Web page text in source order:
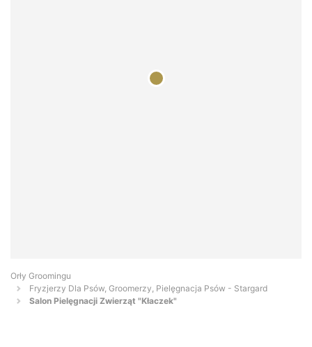
Orły Groomingu
Fryzjerzy Dla Psów, Groomerzy, Pielęgnacja Psów - Stargard
Salon Pielęgnacji Zwierząt "Kłaczek"